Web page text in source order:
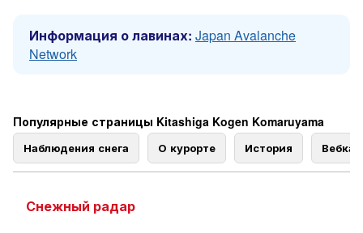
Информация о лавинах: Japan Avalanche
Network
Популярные страницы Kitashiga Kogen Komaruyama
Наблюдения снега О курорте История
Снежный радар